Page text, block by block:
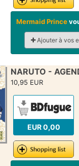
Mermaid Prince
Ajouter à vos
NARUTO -
10,95 EUR
EUR 0,00